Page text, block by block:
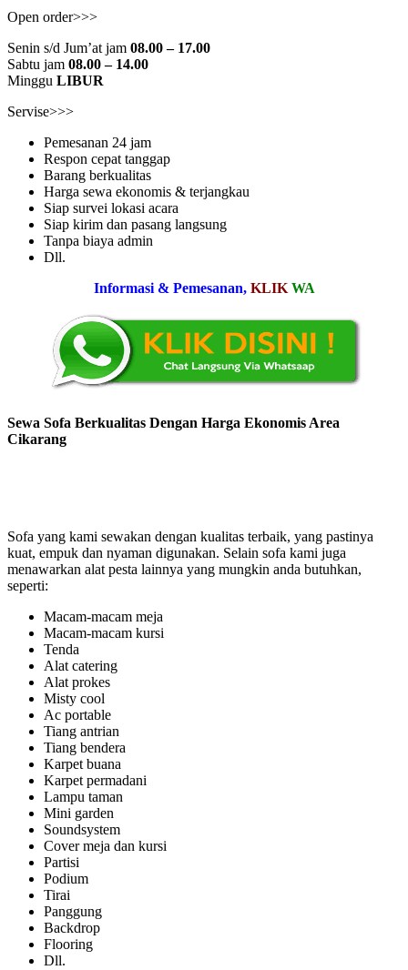
Open order>>>
Senin s/d Jum’at jam 08.00 – 17.00
Sabtu jam 08.00 – 14.00
Minggu LIBUR
Servise>>>
Pemesanan 24 jam
Respon cepat tanggap
Barang berkualitas
Harga sewa ekonomis & terjangkau
Siap survei lokasi acara
Siap kirim dan pasang langsung
Tanpa biaya admin
Dll.
Informasi & Pemesanan, KLIK WA
Sewa Sofa Berkualitas Dengan Harga Ekonomis Area
Cikarang
Sofa yang kami sewakan dengan kualitas terbaik, yang pastinya
kuat, empuk dan nyaman digunakan. Selain sofa kami juga
menawarkan alat pesta lainnya yang mungkin anda butuhkan,
seperti:
Macam-macam meja
Macam-macam kursi
Tenda
Alat catering
Alat prokes
Misty cool
Ac portable
Tiang antrian
Tiang bendera
Karpet buana
Karpet permadani
Lampu taman
Mini garden
Soundsystem
Cover meja dan kursi
Partisi
Podium
Tirai
Panggung
Backdrop
Flooring
Dll.